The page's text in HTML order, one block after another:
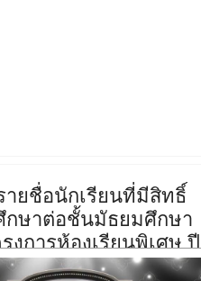
ายชื่อนักเรียนที่มีสิทธิ์
กษาต่อชั้นมัธยมศึกษา
งการห้องเรียนพิเศษ ปี
๒๕๖๙